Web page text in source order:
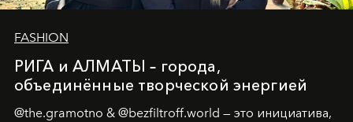
FASHION
РИГА и АЛМАТЫ – города,
объединённые творческой энергией
@the.gramotno & @bezfiltroff.world — это инициатива,